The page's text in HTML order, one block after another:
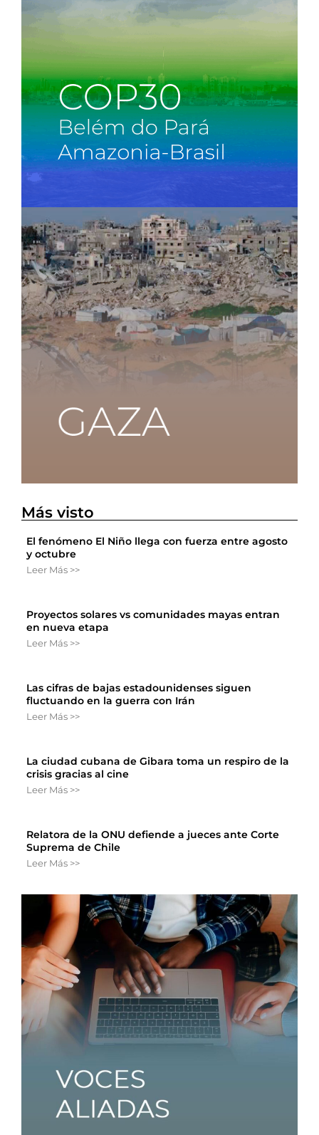
Más visto
El fenómeno El Niño llega con fuerza entre agosto
y octubre
Leer Más >>
Proyectos solares vs comunidades mayas entran
en nueva etapa
Leer Más >>
Las cifras de bajas estadounidenses siguen
fluctuando en la guerra con Irán
Leer Más >>
La ciudad cubana de Gibara toma un respiro de la
crisis gracias al cine
Leer Más >>
Relatora de la ONU defiende a jueces ante Corte
Suprema de Chile
Leer Más >>